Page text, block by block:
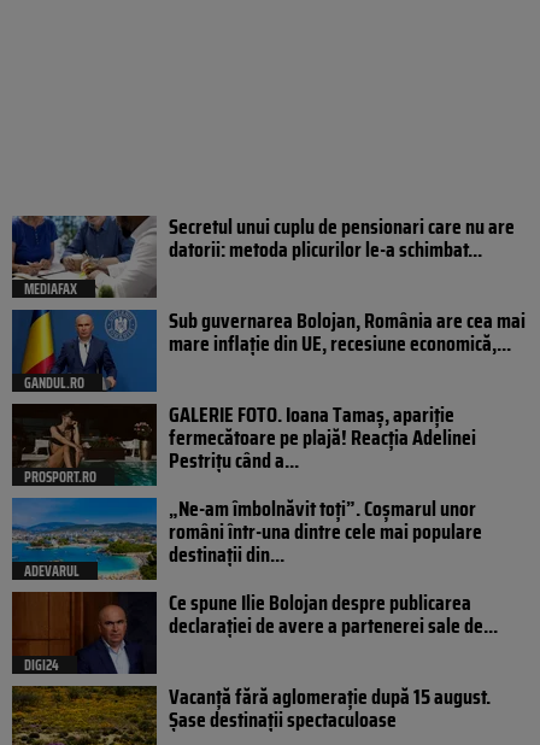
MEDIAFAX
Secretul unui cuplu de pensionari care nu are
datorii: metoda plicurilor le-a schimbat...
GANDUL.RO
Sub guvernarea Bolojan, România are cea mai
mare inflație din UE, recesiune economică,...
PROSPORT.RO
GALERIE FOTO. Ioana Tamaş, apariție
fermecătoare pe plajă! Reacția Adelinei
Pestrițu când a...
ADEVARUL
„Ne-am îmbolnăvit toți”. Coșmarul unor
români într-una dintre cele mai populare
destinații din...
DIGI24
Ce spune Ilie Bolojan despre publicarea
declarației de avere a partenerei sale de...
Vacanță fără aglomerație după 15 august.
Șase destinații spectaculoase